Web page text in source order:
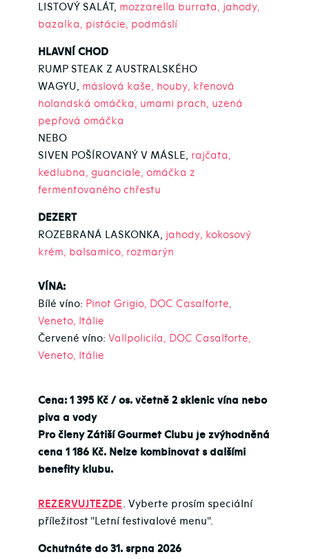
LISTOVÝ SALÁT, mozzarella burrata, jahody,
bazalka, pistácie, podmáslí
HLAVNÍ CHOD
RUMP STEAK Z AUSTRALSKÉHO
WAGYU, máslová kaše, houby, křenová
holandská omáčka, umami prach, uzená
pepřová omáčka
NEBO
SIVEN POŠÍROVANÝ V MÁSLE, rajčata,
kedlubna, guanciale, omáčka z
fermentovaného chřestu
DEZERT
ROZEBRANÁ LASKONKA, jahody, kokosový
krém, balsamico, rozmarýn
VÍNA:
Bílé víno: Pinot Grigio, DOC Casalforte,
Veneto, Itálie
Červené víno: Vallpolicila, DOC Casalforte,
Veneto, Itálie
Cena: 1 395 Kč / os. včetně 2 sklenic vína nebo
piva a vody
Pro členy Zátiší Gourmet Clubu je zvýhodněná
cena 1 186 Kč. Nelze kombinovat s dalšími
benefity klubu.
REZERVUJTEZDE. Vyberte prosím speciální
příležitost "Letní festivalové menu".
Ochutnáte do 31. srpna 2026